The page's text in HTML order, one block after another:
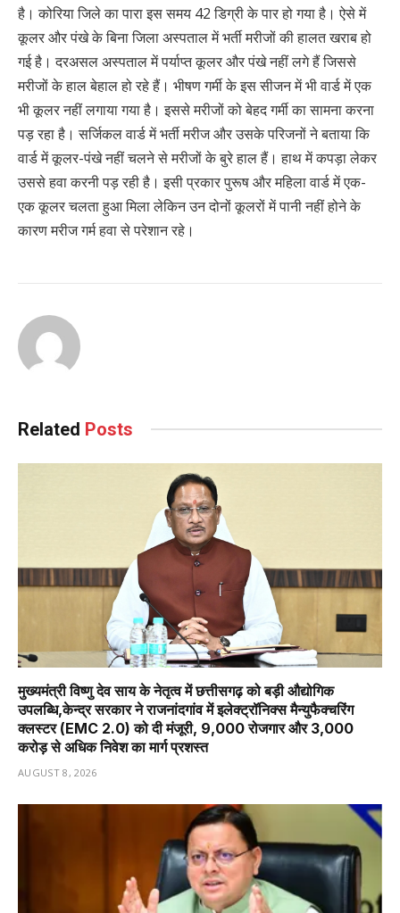
है। कोरिया जिले का पारा इस समय 42 डिग्री के पार हो गया है। ऐसे में
कूलर और पंखे के बिना जिला अस्पताल में भर्ती मरीजों की हालत खराब हो
गई है। दरअसल अस्पताल में पर्याप्त कूलर और पंखे नहीं लगे हैं जिससे
मरीजों के हाल बेहाल हो रहे हैं। भीषण गर्मी के इस सीजन में भी वार्ड में एक
भी कूलर नहीं लगाया गया है। इससे मरीजों को बेहद गर्मी का सामना करना
पड़ रहा है। सर्जिकल वार्ड में भर्ती मरीज और उसके परिजनों ने बताया कि
वार्ड में कूलर-पंखे नहीं चलने से मरीजों के बुरे हाल हैं। हाथ में कपड़ा लेकर
उससे हवा करनी पड़ रही है। इसी प्रकार पुरूष और महिला वार्ड में एक-
एक कूलर चलता हुआ मिला लेकिन उन दोनों कूलरों में पानी नहीं होने के
कारण मरीज गर्म हवा से परेशान रहे।
Related Posts
मुख्यमंत्री विष्णु देव साय के नेतृत्व में छत्तीसगढ़ को बड़ी औद्योगिक
उपलब्धि,केन्द्र सरकार ने राजनांदगांव में इलेक्ट्रॉनिक्स मैन्युफैक्चरिंग
क्लस्टर (EMC 2.0) को दी मंजूरी, 9,000 रोजगार और ₹3,000
करोड़ से अधिक निवेश का मार्ग प्रशस्त
AUGUST 8, 2026